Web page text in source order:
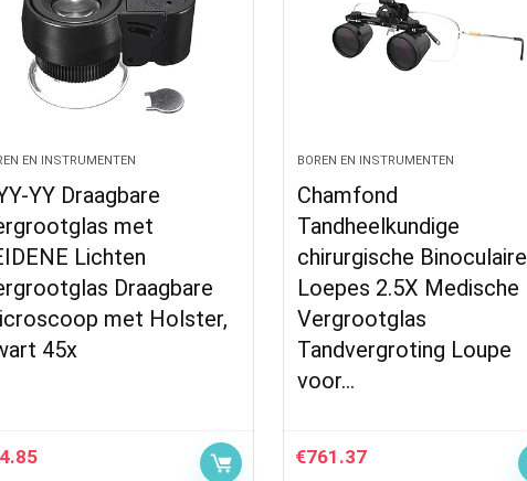
EN INSTRUMENTEN
YY Draagbare
met
Lichten
Draagbare
met Holster,
45x
BOREN EN INSTRUMENTEN
Chamfond
Tandheelkundige
chirurgische Binoculaire
Loepes 2.5X Medische
Vergrootglas
Tandvergroting Loupe
voor…
€761.37